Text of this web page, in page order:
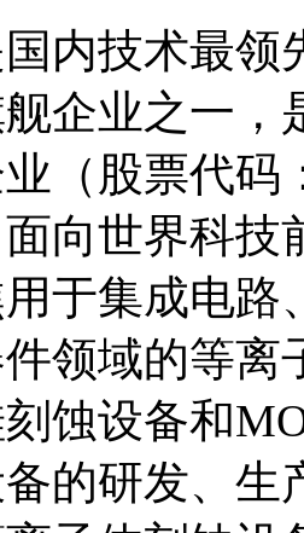
内技术最领
企业之一，
（股票代码
面向世界科技
于集成电路
领域的等离
蚀设备和
的研发、生